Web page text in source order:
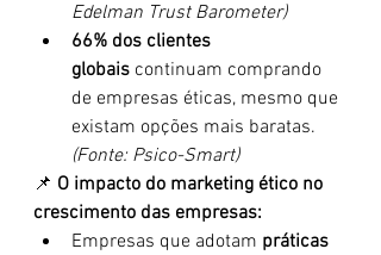
Edelman Trust Barometer)
66% dos clientes
globais continuam comprando
de empresas éticas, mesmo que
existam opções mais baratas.
(Fonte: Psico-Smart)
📌 O impacto do marketing ético no
crescimento das empresas:
Empresas que adotam práticas